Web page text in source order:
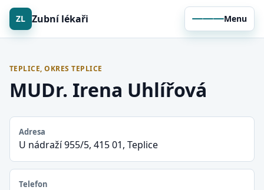
ZL Zubní lékaři Menu
TEPLICE, OKRES TEPLICE
MUDr. Irena Uhlířová
Adresa
U nádraží 955/5, 415 01, Teplice
Telefon